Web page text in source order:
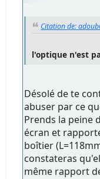
Citation de:
l'optique n'est
Désolé de te
abuser par ce
Prends la peine
écran et
boîtier
constateras
même rapport